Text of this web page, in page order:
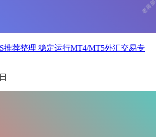
推荐整理 稳定运行MT4/MT5外汇交易专